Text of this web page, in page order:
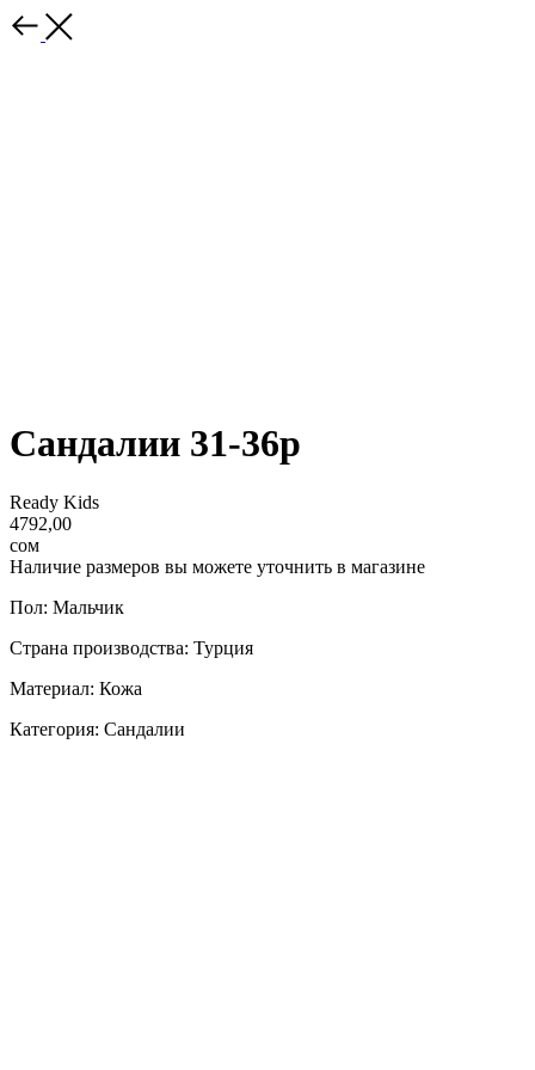
Сандалии 31-36р
Ready Kids
4792,00
сом
Наличие размеров вы можете уточнить в магазине
Пол: Мальчик
Страна производства: Турция
Материал: Кожа
Категория: Сандалии